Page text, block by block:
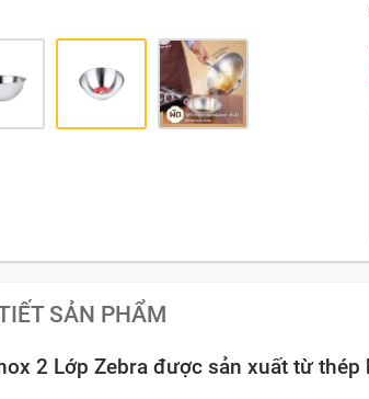
SẢN PHẨM
2 Lớp Zebra được sản xuất từ thép